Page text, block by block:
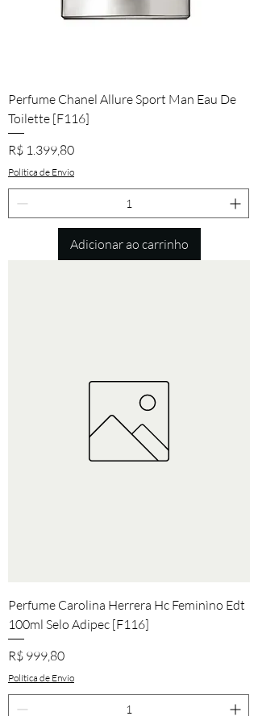
Perfume Chanel Allure Sport Man Eau De
Toilette [F116]
Preço
R$ 1.399,80
Política de Envio
Adicionar ao carrinho
Perfume Carolina Herrera Hc Feminìno Edt
100ml Selo Adipec [F116]
Preço
R$ 999,80
Política de Envio